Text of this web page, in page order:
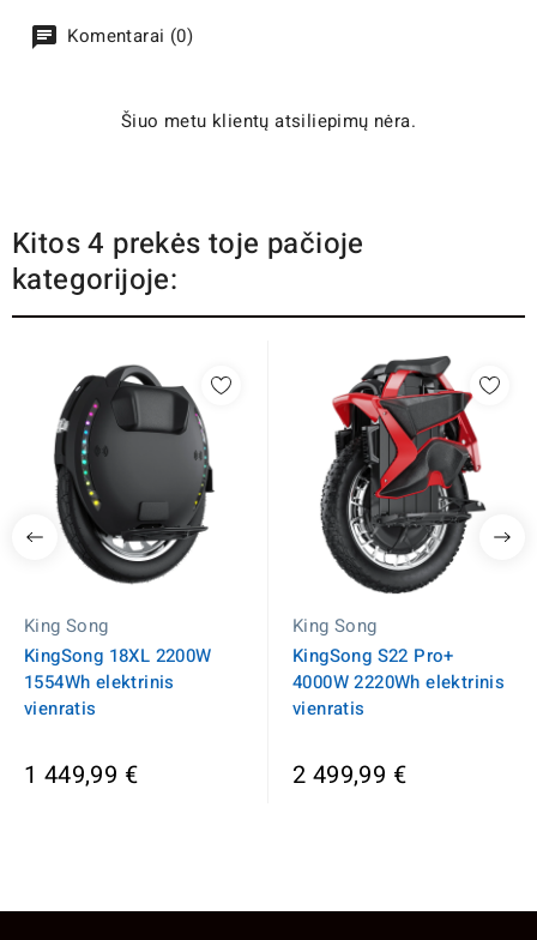
Komentarai (0)
Šiuo metu klientų atsiliepimų nėra.
Kitos 4 prekės toje pačioje
kategorijoje:
King Song
KingSong 18XL 2200W
1554Wh elektrinis
vienratis
1 449,99 €
King Song
KingSong S22 Pro+
4000W 2220Wh elektrinis
vienratis
2 499,99 €